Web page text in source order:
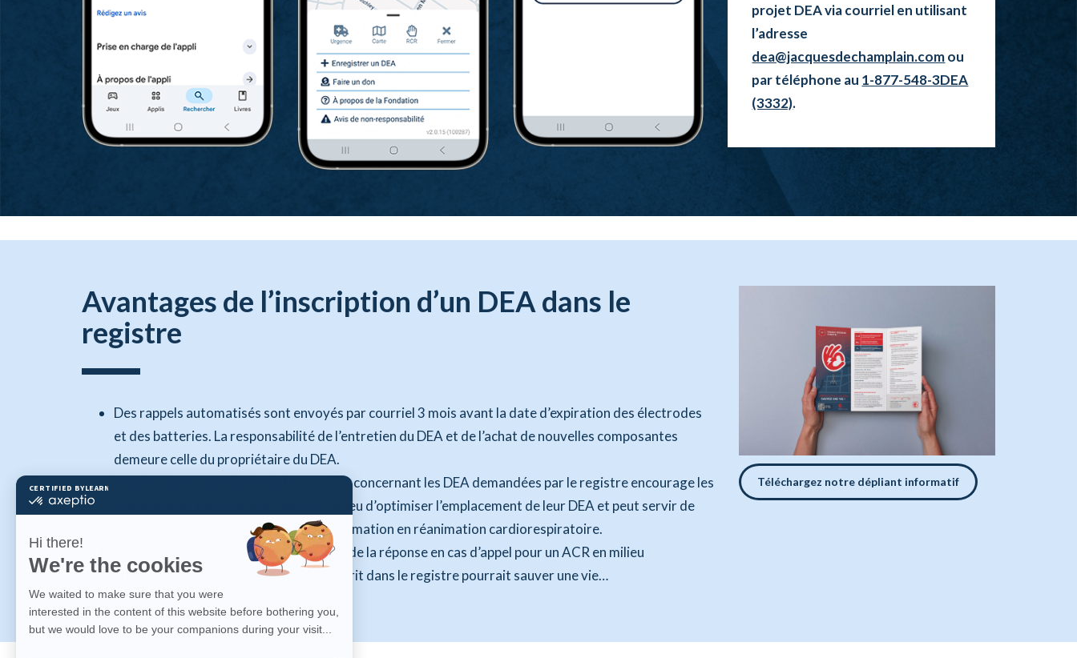
projet DEA via courriel en utilisant
l’adresse
dea@jacquesdechamplain.comou
par téléphone au 1-877-548-3DEA
(3332).
Avantages de l’inscription d’un DEA dans le
registre
Des rappels automatisés sont envoyés par courriel 3 mois avant la date d’expiration des électrodes
et des batteries. La responsabilité de l’entretien du DEA et de l’achat de nouvelles composantes
demeure celle du propriétaire du DEA.
La mise à jour annuelle des informations concernant les DEA demandées par le registre encourage les
responsables des DEA à vérifier s’il y a lieu d’optimiser l’emplacement de leur DEA et peut servir de
rappel concernant l’importance de la formation en réanimation cardiorespiratoire.
Vous contribuez à améliorer l’efficacité de la réponse en cas d’appel pour un ACR en milieu
préhospitalier. Qui sait ? Votre DEA inscrit dans le registre pourrait sauver une vie…
Téléchargez notre dépliant informatif